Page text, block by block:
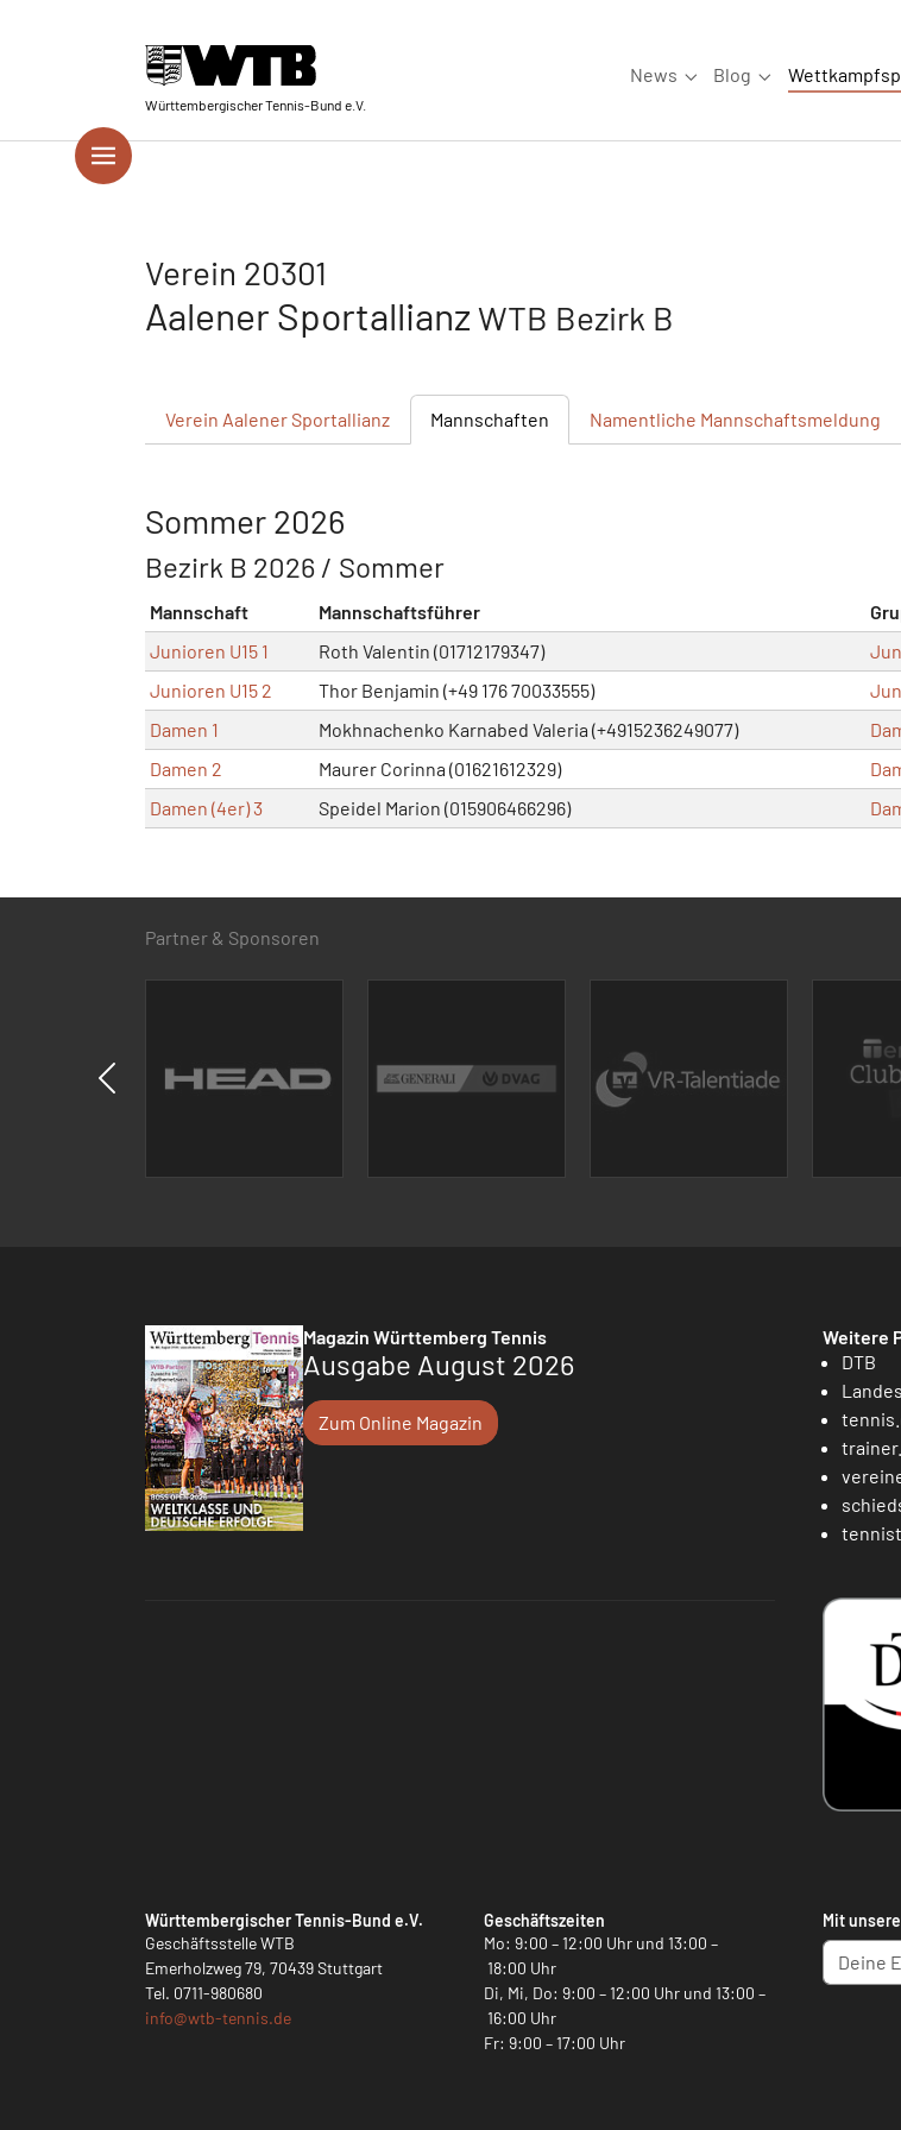
Württembergischer Tennis-Bund e.V.
News
Submenu for "News"
Blog
Submenu for
Verein 20301
Aalener Sportallianz WTB Bezirk B
Verein Aalener Sportallianz Mannschaften Namentliche Mannschaftsmeldung
Sommer 2026
Bezirk B 2026 / Sommer
Mannschaft Mannschaftsführer
Junioren U15 1
Roth Valentin (01712179347)
Junioren U15 2
Thor Benjamin (+49 176 70033555)
Damen 1
Mokhnachenko Karnabed Valeria (+4915236249077)
Damen 2
Maurer Corinna (01621612329)
Damen (4er) 3
Speidel Marion (015906466296)
Partner & Sponsoren
Magazin Württemberg Tennis
Ausgabe August 2026
Zum Online Magazin
Weitere
DTB
Württembergischer Tennis-Bund e.V.
Geschäftsstelle WTB
Emerholzweg 79, 70439 Stuttgart
Tel. 0711-980680
info@wtb-tennis.de
Geschäftszeiten
Mo: 9:00 – 12:00 Uhr und 13:00 –
18:00 Uhr
Di, Mi, Do: 9:00 – 12:00 Uhr und 13:00 –
16:00 Uhr
Fr: 9:00 – 17:00 Uhr
Mit